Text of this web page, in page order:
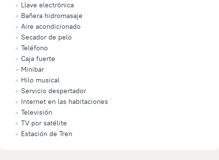
Llave electrónica
Bañera hidromasaje
Aire acondicionado
Secador de pelo
Teléfono
Caja fuerte
Minibar
Hilo musical
Servicio despertador
Internet en las habitaciones
Televisión
TV por satélite
Estación de Tren